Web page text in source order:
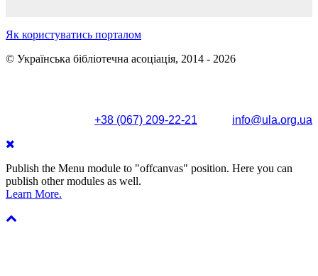
Як користуватись порталом
© Українська бібліотечна асоціація, 2014 - 2026
+38 (067) 209-22-21
info@ula.org.ua
Publish the Menu module to "offcanvas" position. Here you can
publish other modules as well.
Learn More.